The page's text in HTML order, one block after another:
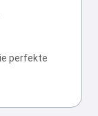
perfekte